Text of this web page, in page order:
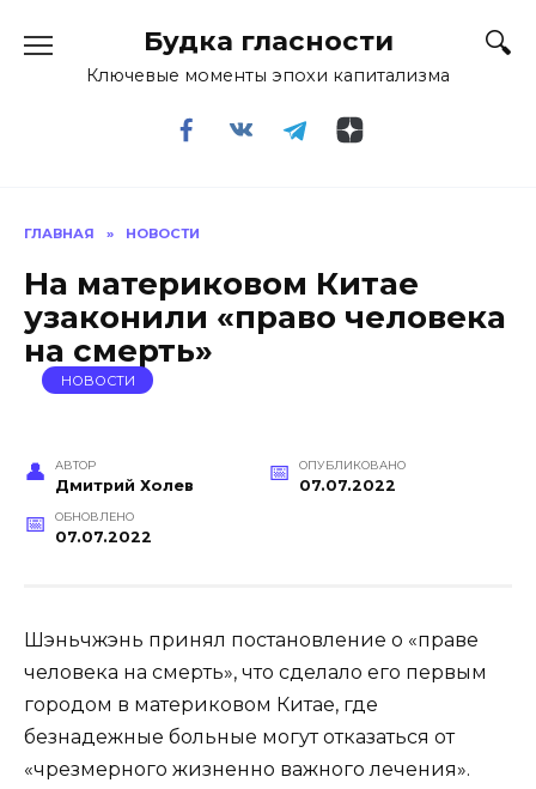
содержанию
Будка гласности
Ключевые моменты эпохи капитализма
ГЛАВНАЯ » НОВОСТИ
На материковом Китае
узаконили «право человека
на смерть»
НОВОСТИ
АВТОР
Дмитрий Холев
ОПУБЛИКОВАНО
07.07.2022
ОБНОВЛЕНО
07.07.2022
Шэньчжэнь принял постановление о «праве
человека на смерть», что сделало его первым
городом в материковом Китае, где
безнадежные больные могут отказаться от
«чрезмерного жизненно важного лечения».